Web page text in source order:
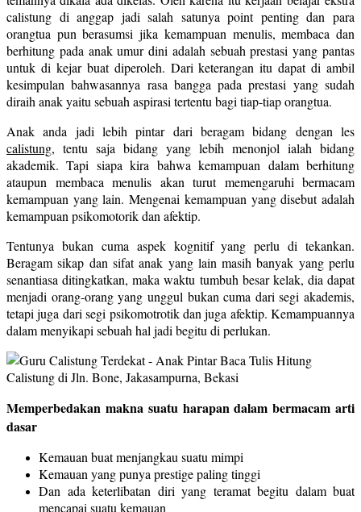
calistung di anggap jadi salah satunya point penting dan para
orangtua pun berasumsi jika kemampuan menulis, membaca dan
berhitung pada anak umur dini adalah sebuah prestasi yang pantas
untuk di kejar buat diperoleh. Dari keterangan itu dapat di ambil
kesimpulan bahwasannya rasa bangga pada prestasi yang sudah
diraih anak yaitu sebuah aspirasi tertentu bagi tiap-tiap orangtua.
Anak anda jadi lebih pintar dari beragam bidang dengan les
calistung, tentu saja bidang yang lebih menonjol ialah bidang
akademik. Tapi siapa kira bahwa kemampuan dalam berhitung
ataupun membaca menulis akan turut memengaruhi bermacam
kemampuan yang lain. Mengenai kemampuan yang disebut adalah
kemampuan psikomotorik dan afektip.
Tentunya bukan cuma aspek kognitif yang perlu di tekankan.
Beragam sikap dan sifat anak yang lain masih banyak yang perlu
senantiasa ditingkatkan, maka waktu tumbuh besar kelak, dia dapat
menjadi orang-orang yang unggul bukan cuma dari segi akademis,
tetapi juga dari segi psikomotrotik dan juga afektip. Kemampuannya
dalam menyikapi sebuah hal jadi begitu di perlukan.
Memperbedakan makna suatu harapan dalam bermacam arti
dasar
Kemauan buat menjangkau suatu mimpi
Kemauan yang punya prestige paling tinggi
Dan ada keterlibatan diri yang teramat begitu dalam buat
mencapai suatu kemauan